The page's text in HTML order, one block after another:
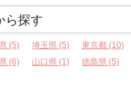
ら探す
(5) 埼玉県 (5) 東京都 (10)
(6) 山口県 (1) 徳島県 (5)